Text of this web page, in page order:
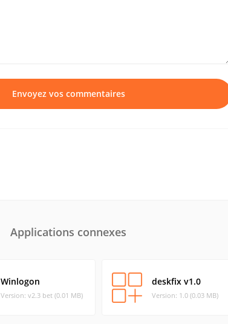
Envoyez vos commentaires
Applications connexes
Winlogon
Version: v2.3 bet (0.01 MB)
deskfix v1.0
Version: 1.0 (0.03 MB)